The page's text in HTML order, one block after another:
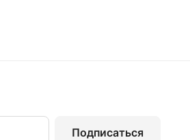
Подписаться